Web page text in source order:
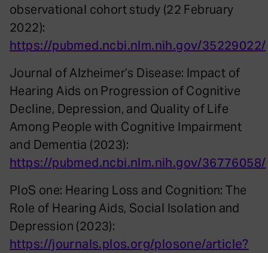
observational cohort study (22 February
2022):
https://pubmed.ncbi.nlm.nih.gov/35229022/
Journal of Alzheimer’s Disease: Impact of
Hearing Aids on Progression of Cognitive
Decline, Depression, and Quality of Life
Among People with Cognitive Impairment
and Dementia (2023):
https://pubmed.ncbi.nlm.nih.gov/36776058/
PloS one: Hearing Loss and Cognition: The
Role of Hearing Aids, Social Isolation and
Depression (2023):
https://journals.plos.org/plosone/article?